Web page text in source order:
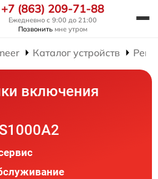
+7 (863) 209-71-88
Ежедневно с 9:00 до 21:00
Позвонить мне утром
Каталог устройств
включения